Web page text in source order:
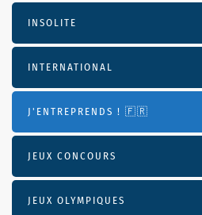
INSOLITE
INTERNATIONAL
J'ENTREPRENDS ! 🇫🇷
JEUX CONCOURS
JEUX OLYMPIQUES